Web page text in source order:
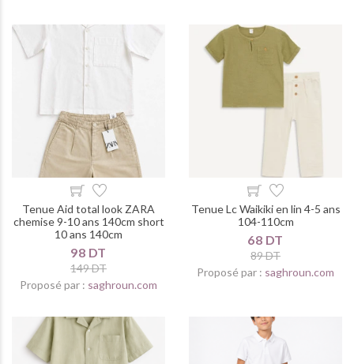
Tenue Aid total look ZARA
chemise 9-10 ans 140cm short
10 ans 140cm
98 DT
149 DT
Proposé par : saghroun.com
Tenue Lc Waikiki en lin 4-5 ans
104-110cm
68 DT
89 DT
Proposé par : saghroun.com